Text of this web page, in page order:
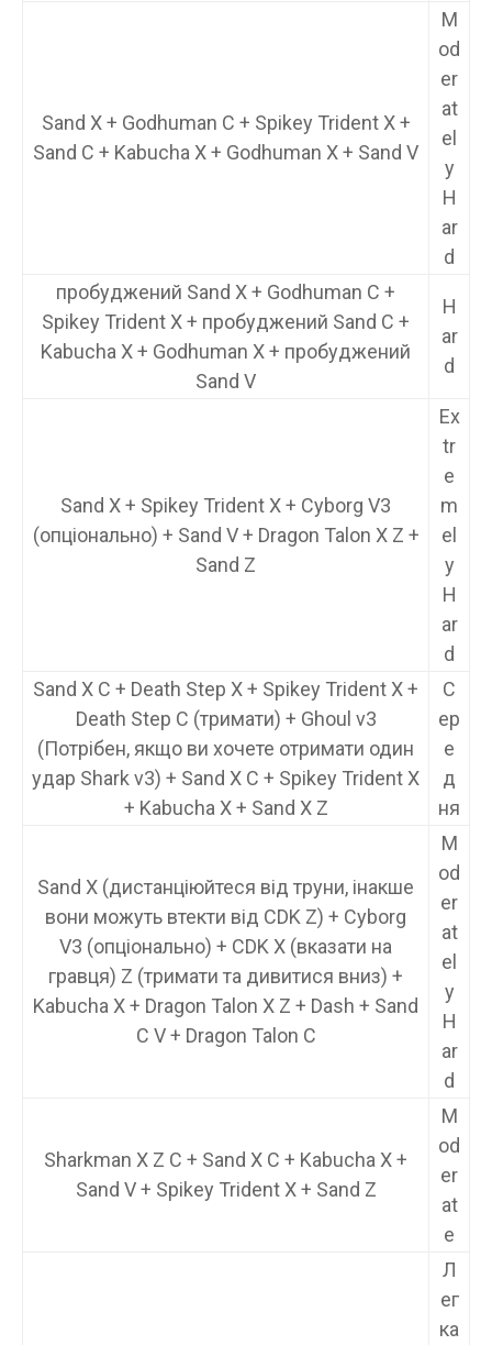
Sand X + Godhuman C + Spikey Trident X +
Sand C + Kabucha X + Godhuman X + Sand V
M
od
er
at
el
y
H
ar
d
пробуджений Sand X + Godhuman C +
Spikey Trident X + пробуджений Sand C +
Kabucha X + Godhuman X + пробуджений
Sand V
H
ar
d
Sand X + Spikey Trident X + Cyborg V3
(опціонально) + Sand V + Dragon Talon X Z +
Sand Z
Ex
tr
e
m
el
y
H
ar
d
Sand X C + Death Step X + Spikey Trident X +
Death Step C (тримати) + Ghoul v3
(Потрібен, якщо ви хочете отримати один
удар Shark v3) + Sand X C + Spikey Trident X
+ Kabucha X + Sand X Z
С
ер
е
д
ня
Sand X (дистанціюйтеся від труни, інакше
вони можуть втекти від CDK Z) + Cyborg
V3 (опціонально) + CDK X (вказати на
гравця) Z (тримати та дивитися вниз) +
Kabucha X + Dragon Talon X Z + Dash + Sand
C V + Dragon Talon C
M
od
er
at
el
y
H
ar
d
Sharkman X Z C + Sand X C + Kabucha X +
Sand V + Spikey Trident X + Sand Z
M
od
er
at
e
Л
ег
ка